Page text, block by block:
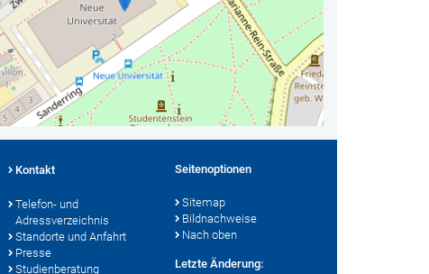
Kontakt
Telefon- und
Adressverzeichnis
Standorte und Anfahrt
Presse
Studienberatung
Seitenoptionen
Sitemap
Bildnachweise
Nach oben
Letzte Änderung: